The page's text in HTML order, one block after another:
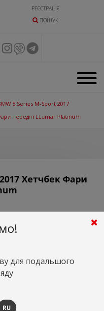
РЕЄСТРАЦІЯ
ПОШУК
5 Series M-Sport 2017
передні LLumar Platinum
Хетчбек Фари
для подальшого
RU